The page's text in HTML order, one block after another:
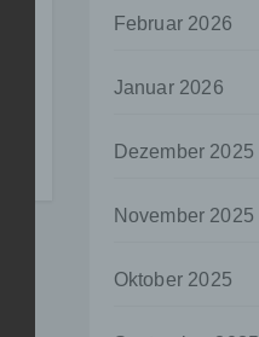
Februar 2026
Januar 2026
Dezember 2025
November 2025
Oktober 2025